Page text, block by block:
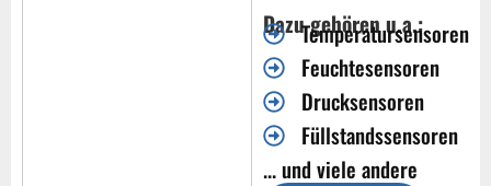
Dazu gehören u.a.:
Temperatursensoren
Feuchtesensoren
Drucksensoren
Füllstandssensoren
... und viele andere